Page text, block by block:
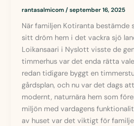
rantasalmicom/september 16, 2025
När familjen Kotiranta bestämde
sitt dröm hem i det vackra sjö
Loikansaari i Nyslott visste de
timmerhus var det enda rätta
redan tidigare byggt en
gårdsplan, och nu var det dags
modernt, naturnära hem som
miljön med vardagens
av huset var det viktigt för